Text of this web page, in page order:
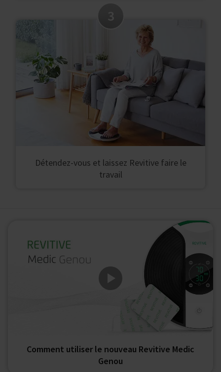
3
Détendez-vous et laissez Revitive faire le
travail
Comment utiliser le nouveau Revitive Medic
Genou